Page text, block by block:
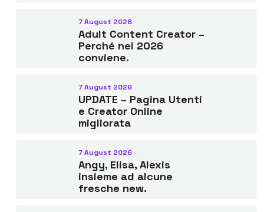
7 August 2026
Adult Content Creator –
Perché nel 2026
conviene.
7 August 2026
UPDATE – Pagina Utenti
e Creator Online
migliorata
7 August 2026
Angy, Elisa, Alexis
insieme ad alcune
fresche new.